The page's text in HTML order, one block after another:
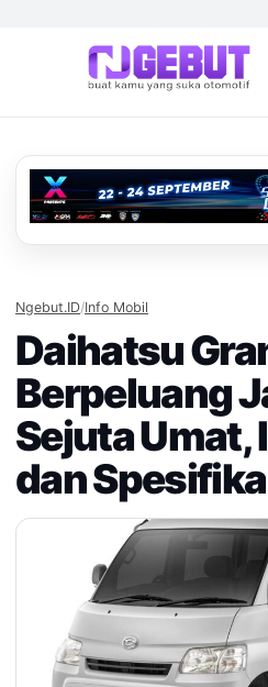
Ngebut.ID/Info Mobil
Daihatsu
Berpeluang
Sejuta Umat,
dan